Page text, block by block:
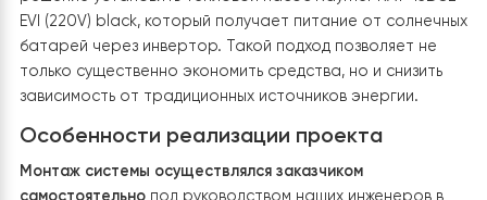
частном доме площадью 140 квадратных метров в с.
Тарасовка. Главной целью заказчика стало снижение
затрат на энергоносители и создание полностью
автономной системы отопления на базе
решение установить тепловой насос Raymer RAY-
EVI (220V) black, который получает питание от